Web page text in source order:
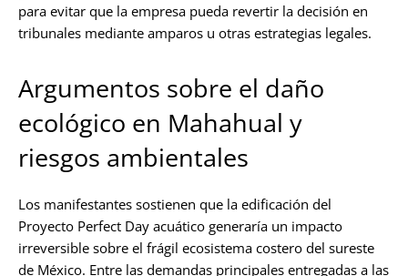
para evitar que la empresa pueda revertir la decisión en
tribunales mediante amparos u otras estrategias legales.
Argumentos sobre el daño
ecológico en Mahahual y
riesgos ambientales
Los manifestantes sostienen que la edificación del
Proyecto Perfect Day acuático generaría un impacto
irreversible sobre el frágil ecosistema costero del sureste
de México. Entre las demandas principales entregadas a las